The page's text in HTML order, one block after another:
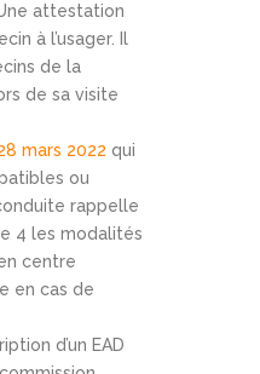
attestation
à l’usager. Il
de la
de sa visite
mars 2022 qui
ou
rappelle
4 les modalités
centre
en cas de
d’un EAD